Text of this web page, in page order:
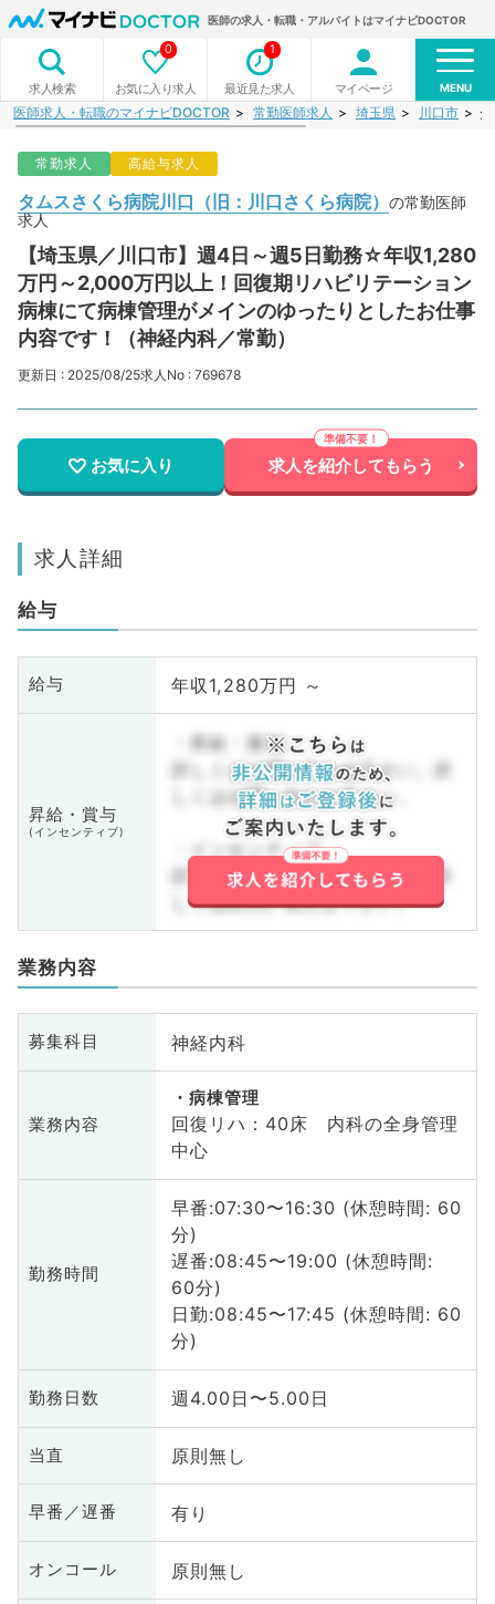
医師の求人・転職・アルバイトはマイナビDOCTOR
求人検索 お気に入り求人
0
最近見た求人
1
マイページ MENU
医師求人・転職のマイナビDOCTOR 常勤医師求人 埼玉県 川口市
常勤求人 高給与求人
タムスさくら病院川口（旧：川口さくら病院） の常勤医師
求人
【埼玉県／川口市】週4日～週5日勤務☆年収1,280
万円～2,000万円以上！回復期リハビリテーション
病棟にて病棟管理がメインのゆったりとしたお仕事
内容です！（神経内科／常勤）
更新日 : 2025/08/25求人No : 769678
お気に入り 求人を紹介してもらう
求人詳細
給与
給与 年収1,280万円 ～
昇給・賞与
(インセンティブ)
・昇給・賞与
詳しくはお問い合わせ下さい。詳
しくはお問い合わせ下さい。
・インセンティブ
詳しくはお問い合わせ下さい。詳
しくはお問い合わせ下さい。
業務内容
募集科目 神経内科
業務内容
病棟管理
回復リハ：40床 内科の全身管理
中心
勤務時間
早番:07:30〜16:30 (休憩時間: 60
分)
遅番:08:45〜19:00 (休憩時間:
60分)
日勤:08:45〜17:45 (休憩時間: 60
分)
勤務日数 週4.00日〜5.00日
当直 原則無し
早番／遅番 有り
オンコール 原則無し